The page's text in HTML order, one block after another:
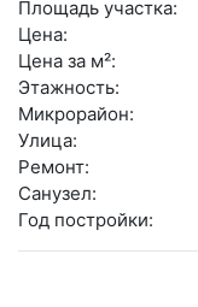
Площадь участка:
Цена:
Цена за м²:
Этажность:
Микрорайон:
Улица:
Ремонт:
Санузел:
Год постройки: